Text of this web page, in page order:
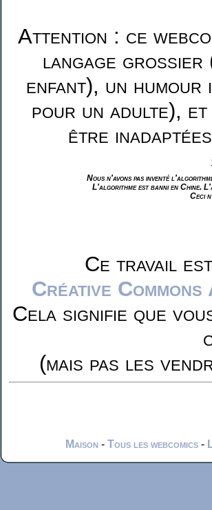
Attention : ce
langage grossier
enfant), un humour
pour un adulte), et
être
Nous n'avons pas inventé
L'algorithme est banni en Chine.
Ceci
Ce travail
Créative
Cela signifie que
(mais pas les
Maison - Tous les webcomics -